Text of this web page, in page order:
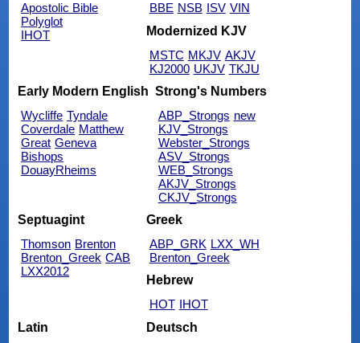
Apostolic Bible
Polyglot
IHOT
BBE NSB ISV VIN
Modernized KJV
MSTC MKJV AKJV
KJ2000 UKJV TKJU
Early Modern English
Wycliffe Tyndale
Coverdale Matthew
Great Geneva
Bishops
DouayRheims
Strong's Numbers
ABP_Strongs new
KJV_Strongs
Webster_Strongs
ASV_Strongs
WEB_Strongs
AKJV_Strongs
CKJV_Strongs
Septuagint
Thomson Brenton
Brenton_Greek CAB
LXX2012
Greek
ABP_GRK LXX_WH
Brenton_Greek
Hebrew
HOT IHOT
Latin
Deutsch